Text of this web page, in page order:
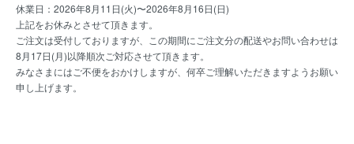
休業日：2026年8月11日(火)〜2026年8月16日(日)
上記をお休みとさせて頂きます。
ご注文は受付しておりますが、この期間にご注文分の配送やお問い合わせは
8月17日(月)以降順次ご対応させて頂きます。
みなさまにはご不便をおかけしますが、何卒ご理解いただきますようお願い
申し上げます。